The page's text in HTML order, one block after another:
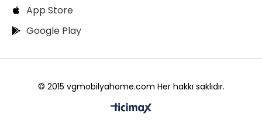
App Store
Google Play
© 2015 vgmobilyahome.com Her hakkı saklıdır.